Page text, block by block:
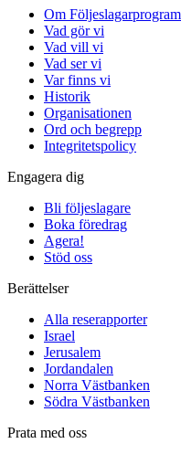
Om
Vad gör vi
Vad vill vi
Vad ser vi
Var finns vi
Historik
Organisationen
Ord och begrepp
Integritetspolicy
Engagera dig
Bli följeslagare
Boka föredrag
Agera!
Stöd oss
Berättelser
Alla reserapporter
Israel
Jerusalem
Jordandalen
Norra Västbanken
Södra Västbanken
Prata med oss